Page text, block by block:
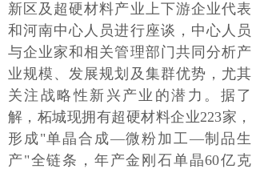
新区及超硬材料产业上下游企业代表
和河南中心人员进行座谈，中心人员
与企业家和相关管理部门共同分析产
业规模、发展规划及集群优势，尤其
关注战略性新兴产业的潜力。据了
解，柘城现拥有超硬材料企业223家，
形成"单晶合成—微粉加工—制品生
产"全链条，年产金刚石单晶60亿克